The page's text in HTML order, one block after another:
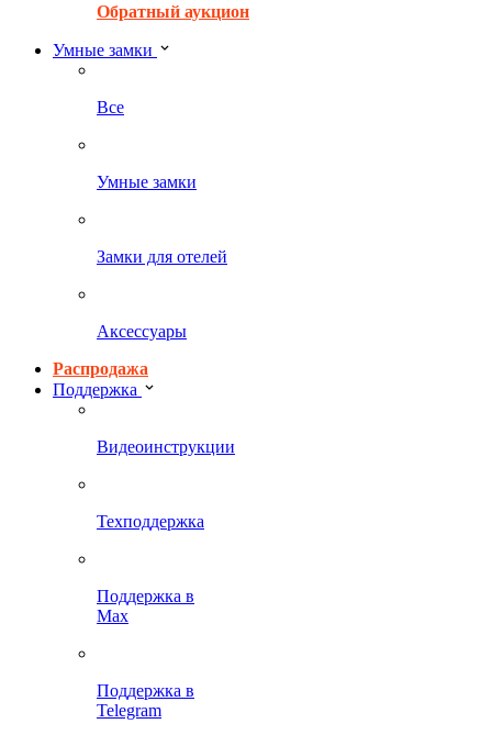
Обратный аукцион
Умные замки
Все
Умные замки
Замки для отелей
Аксессуары
Распродажа
Поддержка
Видеоинструкции
Техподдержка
Поддержка в
Max
Поддержка в
Telegram